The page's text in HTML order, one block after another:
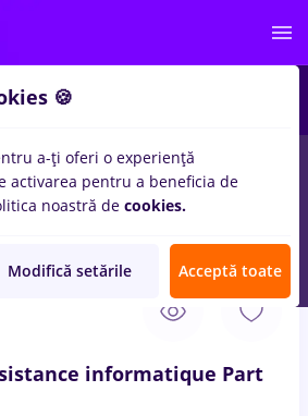
Entry-Level (< 2 ani)
informatique Part
🍪
a-ți oferi o experiență
activarea pentru a beneficia de
noastră de cookies.
Modifică setările Acceptă toate